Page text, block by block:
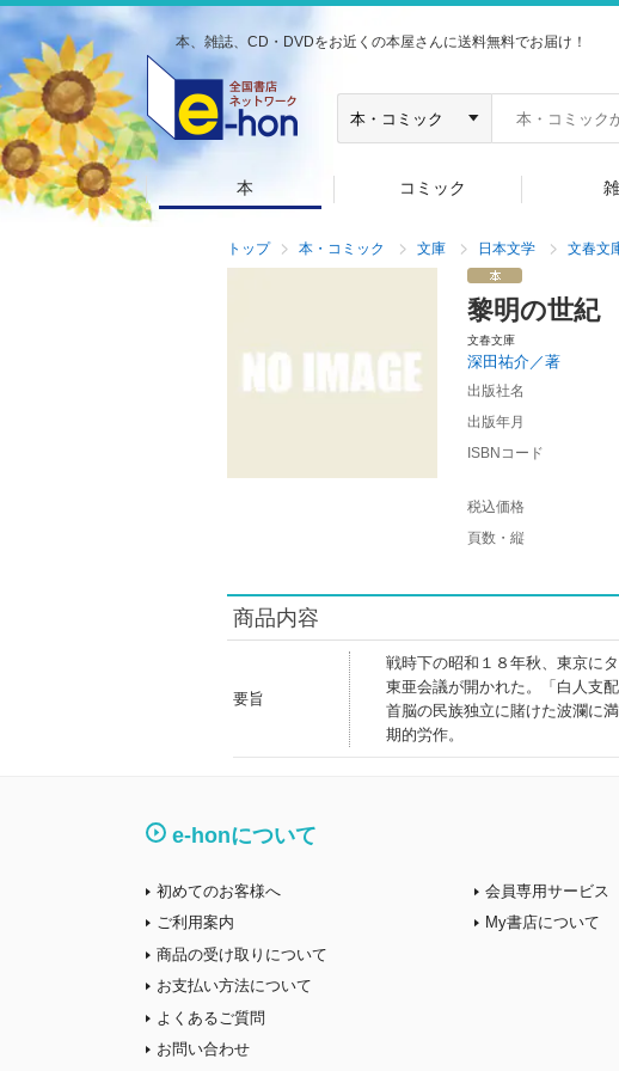
本、雑誌、CD・DVDをお近くの本屋さんに送料無料でお届け！
本 コミック
トップ 本・コミック 文庫 日本文学 文春文
黎明の世紀
文春文庫
深田祐介／著
出版社名
出版年月
ISBNコード
税込価格
頁数・縦
商品内容
要旨
戦時下の昭和１８年秋、東京に
東亜会議が開かれた。「白人支
首脳の民族独立に賭けた波瀾に
期的労作。
e-honについて
初めてのお客様へ
ご利用案内
商品の受け取りについて
お支払い方法について
よくあるご質問
お問い合わせ
会員専用サービス
My書店について